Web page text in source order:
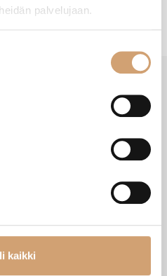
palvelujaan.
kaikki